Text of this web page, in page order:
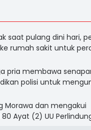
saat pulang dini hari,
rumah sakit untuk
pria membawa
polisi untuk
Morawa dan mengakui
Ayat (2) UU